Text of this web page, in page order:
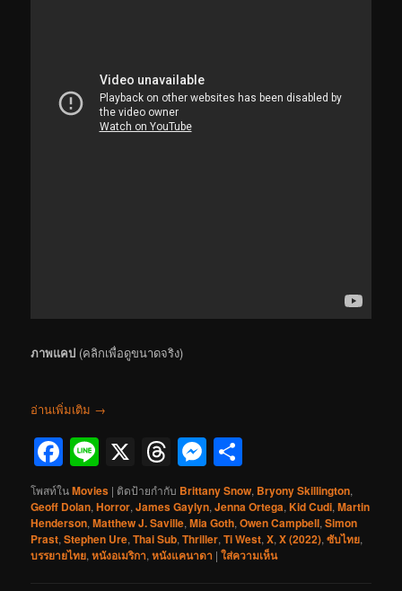
ภาพแคป (คลิกเพื่อดูขนาดจริง)
อ่านเพิ่มเติม →
Facebook
Line
X Threads
Messenger
โพสท์ในMovies | ติดป้ายกำกับ Brittany Snow, Bryony Skillington,
Geoff Dolan,Horror,James Gaylyn,Jenna Ortega,Kid Cudi,Martin
Henderson,Matthew J. Saville,Mia Goth,Owen Campbell,Simon
Prast,Stephen Ure,Thai Sub,Thriller,Ti West,X,X (2022),ซับไทย,
บรรยายไทย,หนังอเมริกา,หนังแคนาดา |ใส่ความเห็น